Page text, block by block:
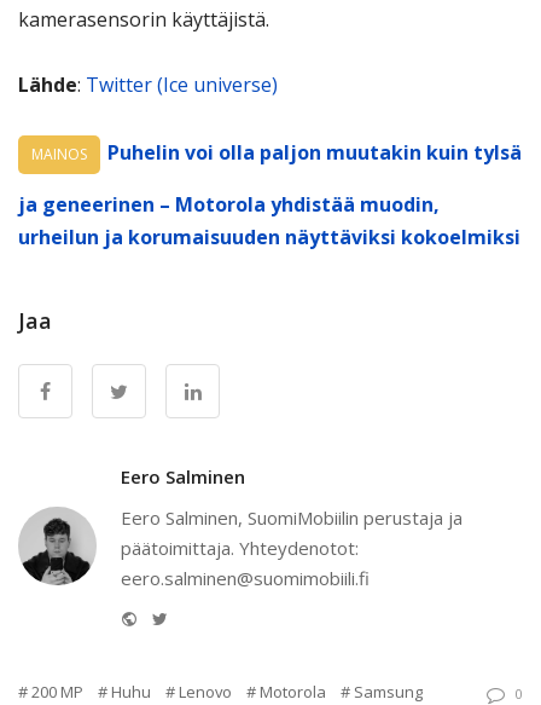
kamerasensorin käyttäjistä.
Lähde: Twitter (Ice universe)
MAINOS
Puhelin voi olla paljon muutakin kuin tylsä
ja geneerinen – Motorola yhdistää muodin,
urheilun ja korumaisuuden näyttäviksi kokoelmiksi
Jaa
Eero Salminen
Eero Salminen, SuomiMobiilin perustaja ja
päätoimittaja. Yhteydenotot:
eero.salminen@suomimobiili.fi
Website
200 MP Huhu Lenovo Motorola
Samsung
0